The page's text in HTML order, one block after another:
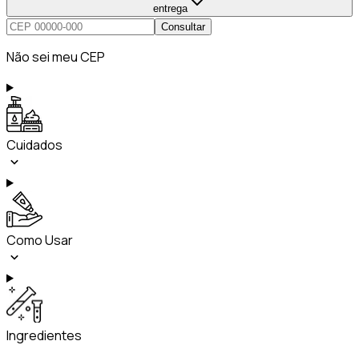
entrega
Consultar
Não sei meu CEP
Cuidados
Como Usar
Ingredientes